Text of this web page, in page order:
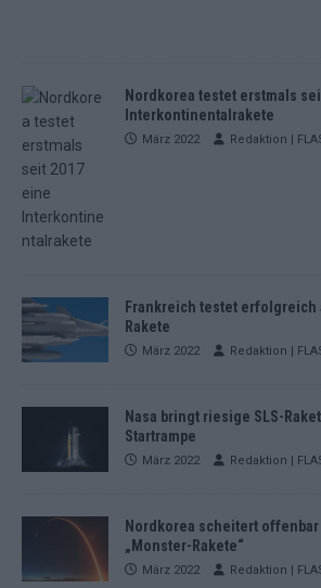
Nordkorea testet erstmals
Interkontinentalrakete
März 2022 Redaktion |
Frankreich testet erfolgreich
Rakete
März 2022 Redaktion |
Nasa bringt riesige SLS-
Startrampe
März 2022 Redaktion |
Nordkorea scheitert offenbar
„Monster-Rakete“
März 2022 Redaktion |